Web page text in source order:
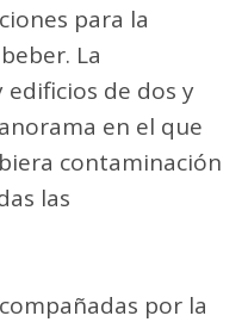
para la
La
de dos y
en el que
contaminación
las
por la